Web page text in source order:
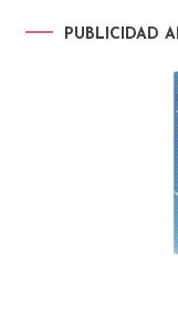
PUBLICIDAD